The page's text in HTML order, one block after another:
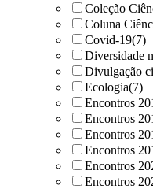
Coleção
Coluna
Covid-19(7)
Diversidade
Divulgação
Ecologia(7)
Encontros
Encontros
Encontros
Encontros
Encontros
Encontros